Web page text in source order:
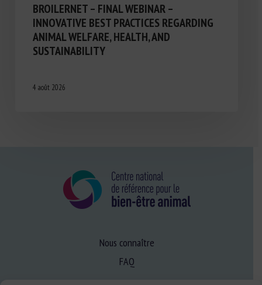
BROILERNET – FINAL WEBINAR –
INNOVATIVE BEST PRACTICES REGARDING
ANIMAL WELFARE, HEALTH, AND
SUSTAINABILITY
4 août 2026
Nous connaître
FAQ